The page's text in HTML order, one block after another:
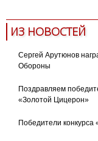
ИЗ НОВОСТЕЙ
Сергей Арутюнов
Обороны
Поздравляем
«Золотой Цицерон»
Победители конкурса